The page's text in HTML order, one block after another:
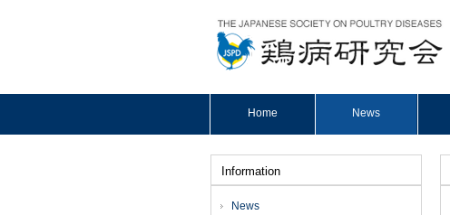
Home News
Information
News